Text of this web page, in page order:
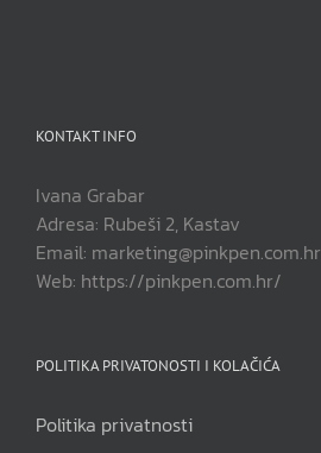
KONTAKT INFO
Ivana Grabar
Adresa: Rubeši 2, Kastav
Email: marketing@pinkpen.com.hr
Web: https://pinkpen.com.hr/
POLITIKA PRIVATONOSTI I KOLAČIĆA
Politika privatnosti